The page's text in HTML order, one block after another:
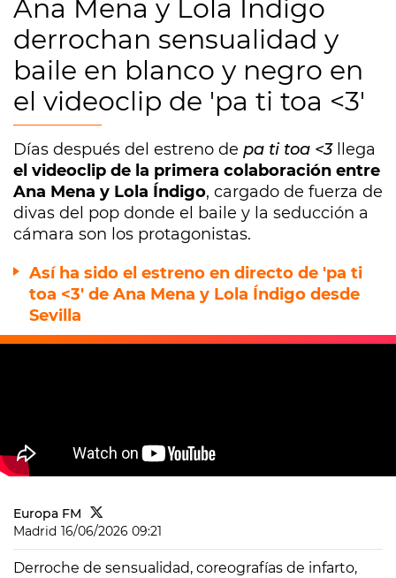
Ana Mena y Lola Índigo
derrochan sensualidad y
baile en blanco y negro en
el videoclip de 'pa ti toa <3'
Días después del estreno de pa ti toa <3
llega
el videoclip de la primera colaboración entre
Ana Mena y Lola Índigo, cargado de fuerza de
divas del pop donde el baile y la seducción a
cámara son los protagonistas.
Así ha sido el estreno en directo de 'pa ti
toa <3' de Ana Mena y Lola Índigo desde
Sevilla
Europa FM
Madrid 16/06/2026 09:21
Derroche de sensualidad, coreografías de infarto,